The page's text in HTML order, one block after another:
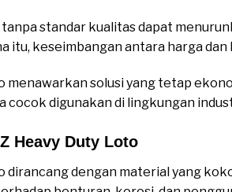
standar kualitas dapat
itu, keseimbangan antara harga
menawarkan solusi yang tetap
cocok digunakan di lingkungan
Heavy Duty Loto
dirancang dengan material yang